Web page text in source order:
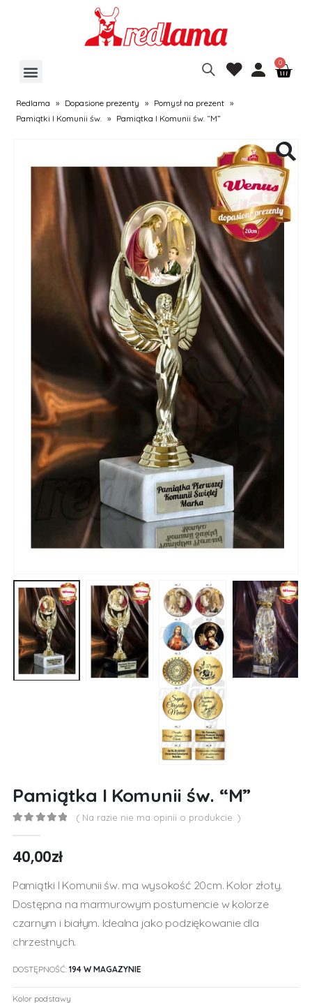
Redlama » Dopasione prezenty » Pomysł na prezent »
Pamiątki I Komunii św. » Pamiątka I Komunii św. “M”
Pamiątka I Komunii św. “M”
( Na razie nie ma opinii o produkcie. )
40,00zł
Pamiątki I Komunii św. ma wysokość 20cm. Kolor złoty.
Dostępna na marmurowym postumencie w kolorze
czarnym i białym. Idealna jako podziękowanie dla
chrzestnych.
DOSTĘPNOŚĆ: 194 W MAGAZYNIE
Kolor podstawy